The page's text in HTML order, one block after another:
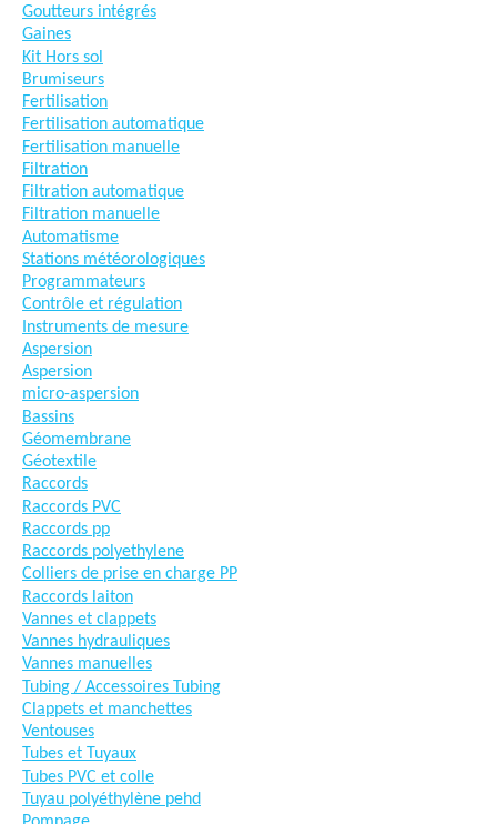
Goutteurs intégrés
Gaines
Kit Hors sol
Brumiseurs
Fertilisation
Fertilisation automatique
Fertilisation manuelle
Filtration
Filtration automatique
Filtration manuelle
Automatisme
Stations météorologiques
Programmateurs
Contrôle et régulation
Instruments de mesure
Aspersion
Aspersion
micro-aspersion
Bassins
Géomembrane
Géotextile
Raccords
Raccords PVC
Raccords pp
Raccords polyethylene
Colliers de prise en charge PP
Raccords laiton
Vannes et clappets
Vannes hydrauliques
Vannes manuelles
Tubing / Accessoires Tubing
Clappets et manchettes
Ventouses
Tubes et Tuyaux
Tubes PVC et colle
Tuyau polyéthylène pehd